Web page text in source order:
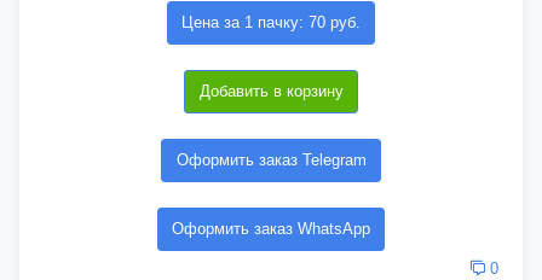
Цена за 1 пачку: 70 руб.
Добавить в корзину
Оформить заказ Telegram
Оформить заказ WhatsApp
0